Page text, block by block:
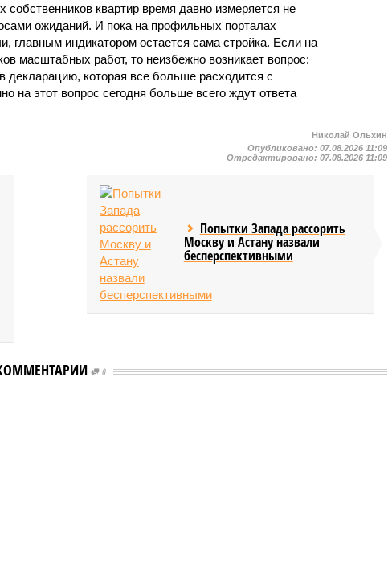
квартир время давно измеряется не
ожиданий. И пока на профильных порталах
главным индикатором остается сама стройка. Если на
масштабных работ, то неизбежно возникает вопрос:
декларацию, которая все больше расходится с
на этот вопрос сегодня больше всего ждут ответа
Николай Ольхин
Опубликовано:07.08.2026 11:09
Отредактировано:07.08.2026 11:09
Попытки Запада рассорить
Москву и Астану назвали
бесперспективными
0